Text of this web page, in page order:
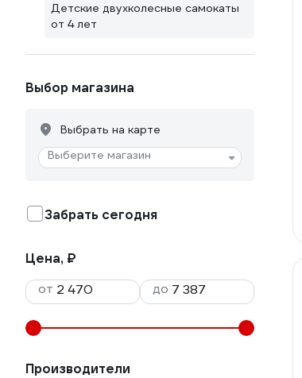
Детские двухколесные самокаты
от 4 лет
Выбор магазина
Выбрать на карте
Выберите магазин
Забрать сегодня
Цена, ₽
от
до
Производители